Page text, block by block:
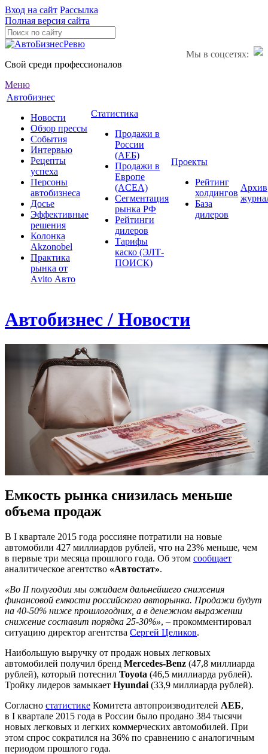
Вход на сайт Рассылка
Полная версия сайта
Мы в соцсетях:
Свой среди профессионалов
Меню
Автобизнес
Новости
Обзор прессы
События
Интервью
Рецепты
успеха
Персоны
автобизнеса
Досье
Эффективные
решения
Колонка
Akzonobel
Практика
рынка от
Аvito Авто
Статистика
Продажи в
России
(АЕБ)
Продажи в
Европе
(ACEA)
Сегментация
рынка РФ
Рейтинги
дилеров
Тарифы
каско (ЭЛТ-
ПОИСК)
Проекты
Рейтинг
холдингов
База
дилеров
Архив
Автобизнес / Новости
Емкость рынка снизилась меньше
объема продаж
В I квартале 2015 года россияне потратили на новые
автомобили 427 миллиардов рублей, что на 23% меньше, чем
в первые три месяца прошлого года. Об этом сообщает
аналитическое агентство «Автостат».
«Во II полугодии мы ожидаем дальнейшего снижения
финансовой емкости российского авторынка. Продажи будут
на 40-50% ниже прошлогодних, а в денежном выражении
снижение составит порядка 25-30%», – прокомментировал
ситуацию директор агентства Сергей Целиков.
Наибольшую выручку от продаж новых легковых
автомобилей получил бренд Mercedes-Benz (47,8 миллиарда
рублей), который потеснил Toyota (46,5 миллиарда рублей).
Тройку лидеров замыкает Hyundai (33,9 миллиарда рублей).
Согласно статистике Комитета автопроизводителей АЕБ,
в I квартале 2015 года в России было продано 384 тысячи
новых легковых и легких коммерческих автомобилей. При
этом спрос сократился на 36% по сравнению с аналогичным
периодом прошлого года.